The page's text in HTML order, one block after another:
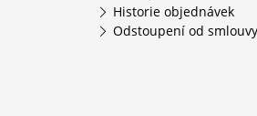
Historie objednávek
Odstoupení od smlouvy